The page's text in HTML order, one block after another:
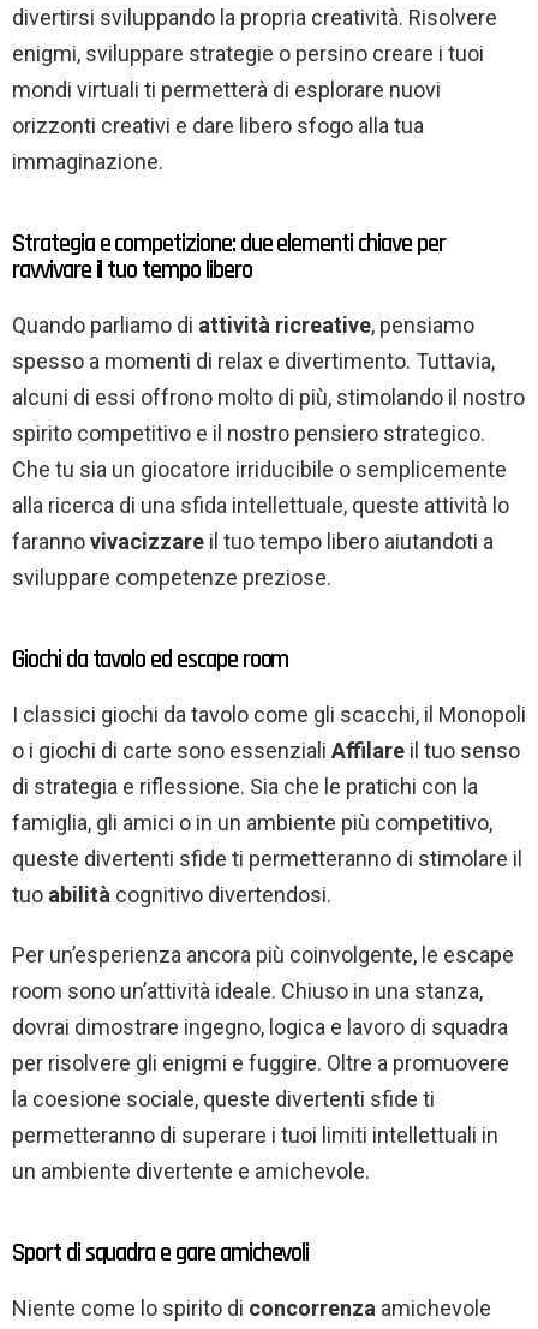
divertirsi sviluppando la propria creatività. Risolvere
enigmi, sviluppare strategie o persino creare i tuoi
mondi virtuali ti permetterà di esplorare nuovi
orizzonti creativi e dare libero sfogo alla tua
immaginazione.
Strategia e competizione: due elementi chiave per
ravvivare il tuo tempo libero
Quando parliamo di attività ricreative, pensiamo
spesso a momenti di relax e divertimento. Tuttavia,
alcuni di essi offrono molto di più, stimolando il nostro
spirito competitivo e il nostro pensiero strategico.
Che tu sia un giocatore irriducibile o semplicemente
alla ricerca di una sfida intellettuale, queste attività lo
farannovivacizzare il tuo tempo libero aiutandoti a
sviluppare competenze preziose.
Giochi da tavolo ed escape room
I classici giochi da tavolo come gli scacchi, il Monopoli
o i giochi di carte sono essenziali Affilare il tuo senso
di strategia e riflessione. Sia che le pratichi con la
famiglia, gli amici o in un ambiente più competitivo,
queste divertenti sfide ti permetteranno di stimolare il
tuo abilità cognitivo divertendosi.
Per un’esperienza ancora più coinvolgente, le escape
room sono un’attività ideale. Chiuso in una stanza,
dovrai dimostrare ingegno, logica e lavoro di squadra
per risolvere gli enigmi e fuggire. Oltre a promuovere
la coesione sociale, queste divertenti sfide ti
permetteranno di superare i tuoi limiti intellettuali in
un ambiente divertente e amichevole.
Sport di squadra e gare amichevoli
Niente come lo spirito di concorrenza amichevole